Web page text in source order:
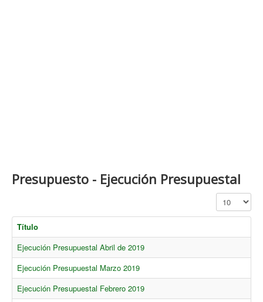
Presupuesto - Ejecución Presupuestal
Cantidad a
Título
Ejecución Presupuestal Abril de 2019
Ejecución Presupuestal Marzo 2019
Ejecución Presupuestal Febrero 2019